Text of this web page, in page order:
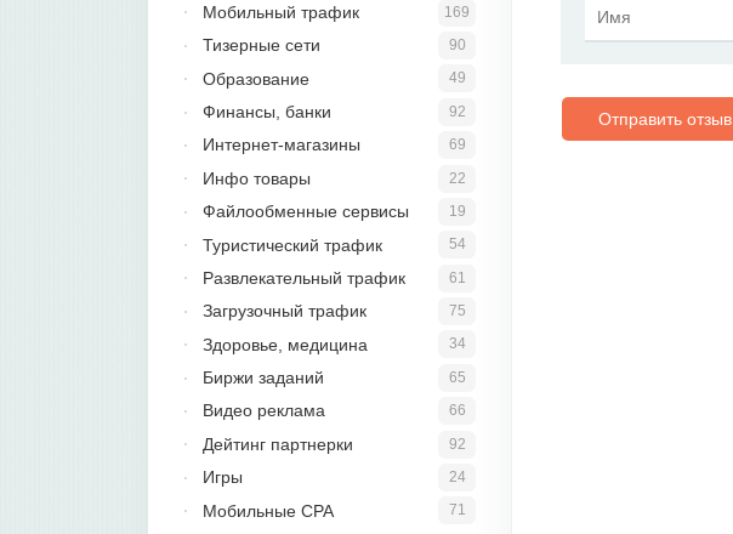
Отправить отзыв
169
Мобильный трафик
90
Тизерные сети
49
Образование
92
Финансы, банки
69
Интернет-магазины
22
Инфо товары
19
Файлообменные сервисы
54
Туристический трафик
61
Развлекательный трафик
75
Загрузочный трафик
34
Здоровье, медицина
65
Биржи заданий
66
Видео реклама
92
Дейтинг партнерки
24
Игры
71
Мобильные CPA